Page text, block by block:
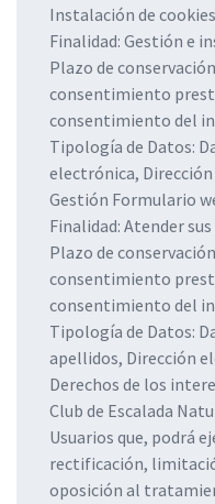
Instalación de cookies
Finalidad: Gestión e
Plazo de
consentimiento
consentimiento del
Tipología de Datos:
electrónica, Dirección
Gestión Formulario
Finalidad: Atender
Plazo de
consentimiento
consentimiento del
Tipología de Datos:
apellidos, Dirección
Derechos de los
Club de Escalada
Usuarios que, podrá
rectificación,
oposición al